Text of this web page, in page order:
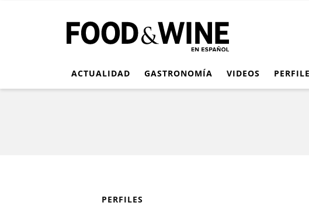
ACTUALIDAD GASTRONOMÍA VIDEOS
PERFILES